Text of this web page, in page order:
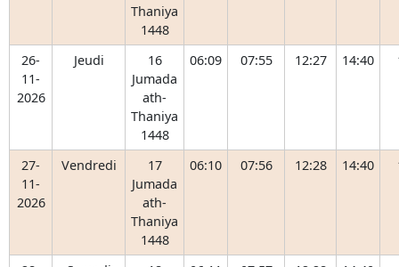
Thaniya
1448
26-
11-
2026
Jeudi
16
Jumada
ath-
Thaniya
1448
06:09 07:55 12:27 14:40
27-
11-
2026
Vendredi
17
Jumada
ath-
Thaniya
1448
06:10 07:56 12:28 14:40